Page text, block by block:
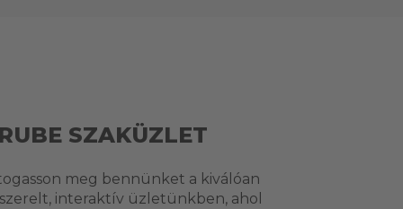
SZAKÜZLET
meg bennünket a kiválóan
interaktív üzletünkben, ahol